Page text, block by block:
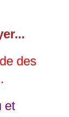
des
et